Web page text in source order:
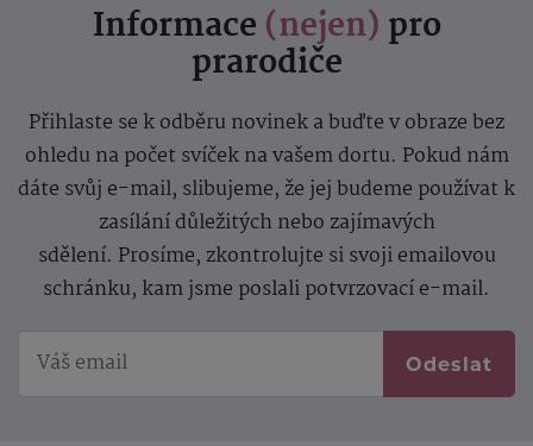
Informace (nejen) pro
prarodiče
Přihlaste se k odběru novinek a buďte v obraze bez
ohledu na počet svíček na vašem dortu. Pokud nám
dáte svůj e-mail, slibujeme, že jej budeme používat k
zasílání důležitých nebo zajímavých
sdělení. Prosíme, zkontrolujte si svoji emailovou
schránku, kam jsme poslali potvrzovací e-mail.
Odeslat